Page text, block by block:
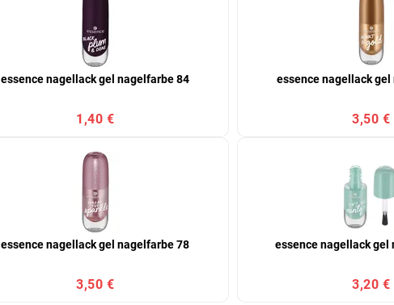
essence nagellack gel nagelfarbe 84
1,40 €
essence nagellack
3,50 €
essence nagellack gel nagelfarbe 78
3,50 €
essence nagellack gel
3,20 €